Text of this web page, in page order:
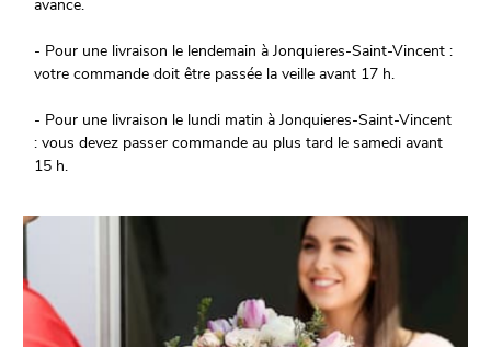
avance.
- Pour une livraison le lendemain à Jonquieres-Saint-Vincent :
votre commande doit être passée la veille avant 17 h.
- Pour une livraison le lundi matin à Jonquieres-Saint-Vincent
: vous devez passer commande au plus tard le samedi avant
15 h.